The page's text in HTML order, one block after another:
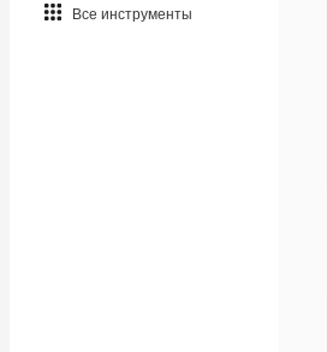
Все инструменты